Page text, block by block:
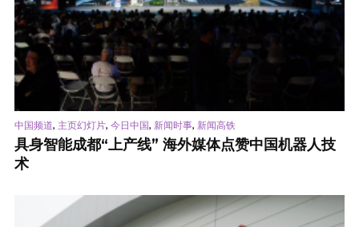
中国频道, 主页幻灯片, 今日中国, 新闻时事, 新闻高铁
具身智能成都“上产线” 海外媒体点赞中国机器人技
术